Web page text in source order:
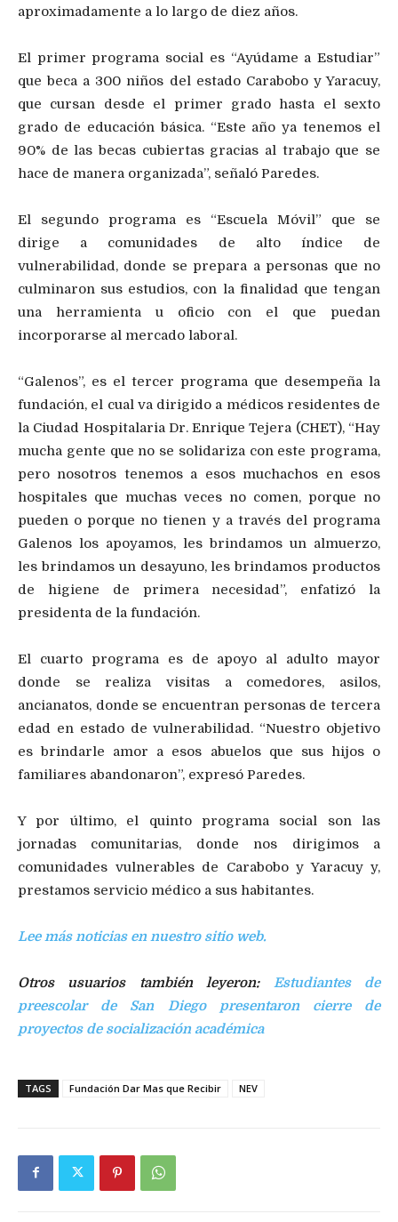
aproximadamente a lo largo de diez años.
El primer programa social es “Ayúdame a Estudiar”
que beca a 300 niños del estado Carabobo y Yaracuy,
que cursan desde el primer grado hasta el sexto
grado de educación básica. “Este año ya tenemos el
90% de las becas cubiertas gracias al trabajo que se
hace de manera organizada”, señaló Paredes.
El segundo programa es “Escuela Móvil” que se
dirige a comunidades de alto índice de
vulnerabilidad, donde se prepara a personas que no
culminaron sus estudios, con la finalidad que tengan
una herramienta u oficio con el que puedan
incorporarse al mercado laboral.
“Galenos”, es el tercer programa que desempeña la
fundación, el cual va dirigido a médicos residentes de
la Ciudad Hospitalaria Dr. Enrique Tejera (CHET), “Hay
mucha gente que no se solidariza con este programa,
pero nosotros tenemos a esos muchachos en esos
hospitales que muchas veces no comen, porque no
pueden o porque no tienen y a través del programa
Galenos los apoyamos, les brindamos un almuerzo,
les brindamos un desayuno, les brindamos productos
de higiene de primera necesidad”, enfatizó la
presidenta de la fundación.
El cuarto programa es de apoyo al adulto mayor
donde se realiza visitas a comedores, asilos,
ancianatos, donde se encuentran personas de tercera
edad en estado de vulnerabilidad. “Nuestro objetivo
es brindarle amor a esos abuelos que sus hijos o
familiares abandonaron”, expresó Paredes.
Y por último, el quinto programa social son las
jornadas comunitarias, donde nos dirigimos a
comunidades vulnerables de Carabobo y Yaracuy y,
prestamos servicio médico a sus habitantes.
Lee más noticias en nuestro sitio web.
Otros usuarios también leyeron: Estudiantes de
preescolar de San Diego presentaron cierre de
proyectos de socialización académica
TAGS Fundación Dar Mas que Recibir NEV